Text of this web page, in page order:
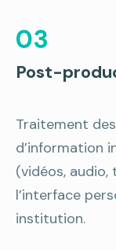
03
Post-
Traitement
d’information
(vidéos,
l’interface
institution.